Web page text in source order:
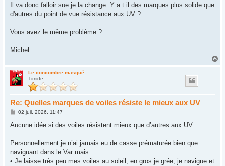
Il va donc falloir sue je la change. Y a t il des marques plus solide que
d'autres du point de vue résistance aux UV ?
Vous avez le même problème ?
Michel
a
Le concombre masqué
Timide
Re: Quelles marques de voiles résiste le mieux aux UV
M
s
g
02 juil. 2026, 11:47
Aucune idée si des voiles résistent mieux que d’autres aux UV.
Personnellement je n’ai jamais eu de casse prématurée bien que
naviguant dans le Var mais
• Je laisse très peu mes voiles au soleil, en gros je grée, je navigue et